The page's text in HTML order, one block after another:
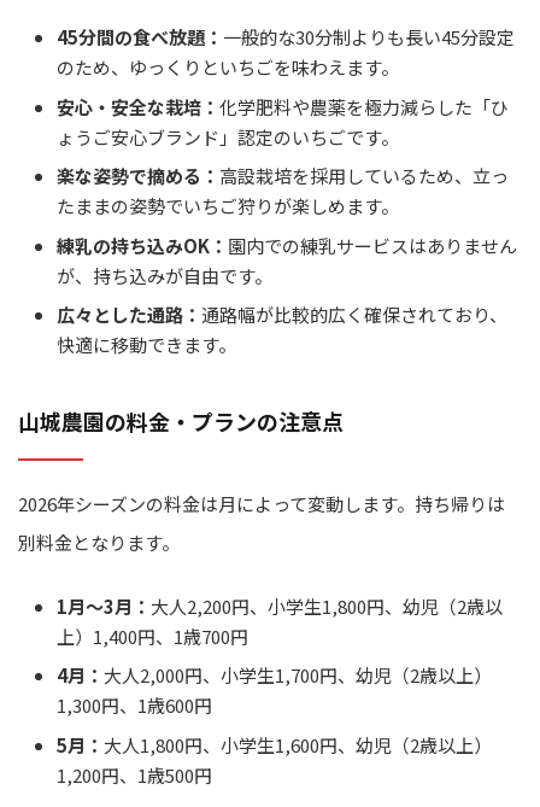
45分間の食べ放題： 一般的な30分制よりも長い45分設定
のため、ゆっくりといちごを味わえます。
安心・安全な栽培： 化学肥料や農薬を極力減らした「ひ
ょうご安心ブランド」認定のいちごです。
楽な姿勢で摘める： 高設栽培を採用しているため、立っ
たままの姿勢でいちご狩りが楽しめます。
練乳の持ち込みOK： 園内での練乳サービスはありません
が、持ち込みが自由です。
広々とした通路： 通路幅が比較的広く確保されており、
快適に移動できます。
山城農園の料金・プランの注意点
2026年シーズンの料金は月によって変動します。持ち帰りは
別料金となります。
1月～3月： 大人2,200円、小学生1,800円、幼児（2歳以
上）1,400円、1歳700円
4月： 大人2,000円、小学生1,700円、幼児（2歳以上）
1,300円、1歳600円
5月： 大人1,800円、小学生1,600円、幼児（2歳以上）
1,200円、1歳500円